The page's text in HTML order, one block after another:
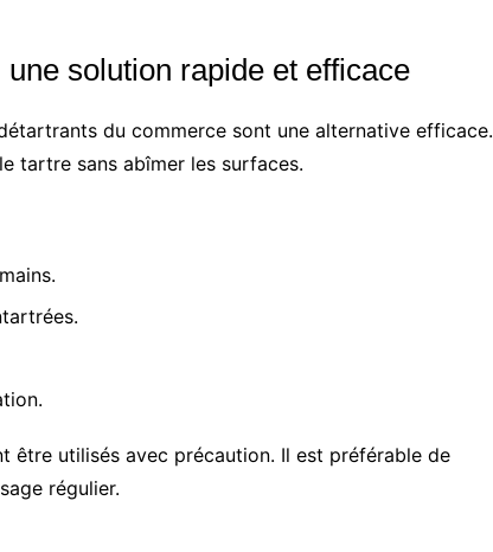
solution rapide et efficace
du commerce sont une alternative efficace.
tartre sans abîmer les surfaces.
être utilisés avec précaution. Il est préférable de
régulier.